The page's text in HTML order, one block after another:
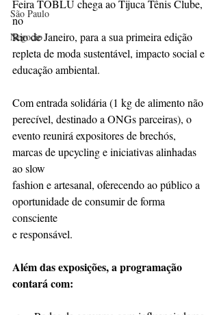
São Paulo
Negocio
Feira TOBLU chega ao Tijuca Tênis Clube,
no
Rio de Janeiro, para a sua primeira edição
repleta de moda sustentável, impacto social e
educação ambiental.
Com entrada solidária (1 kg de alimento não
perecível, destinado a ONGs parceiras), o
evento reunirá expositores de brechós,
marcas de upcycling e iniciativas alinhadas
ao slow
fashion e artesanal, oferecendo ao público a
oportunidade de consumir de forma
consciente
e responsável.
Além das exposições, a programação
contará com: